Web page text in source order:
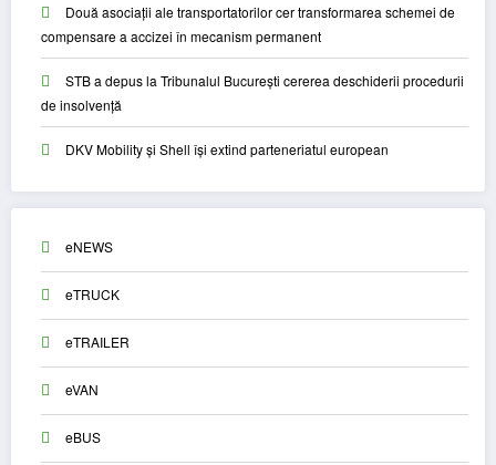
Două asociații ale transportatorilor cer transformarea schemei de
compensare a accizei în mecanism permanent
STB a depus la Tribunalul București cererea deschiderii procedurii
de insolvență
DKV Mobility și Shell își extind parteneriatul european
eNEWS
eTRUCK
eTRAILER
eVAN
eBUS